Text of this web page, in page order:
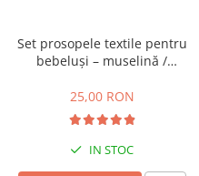
Set prosopele textile pentru
bebeluși – muselină /
25,00 RON
IN STOC